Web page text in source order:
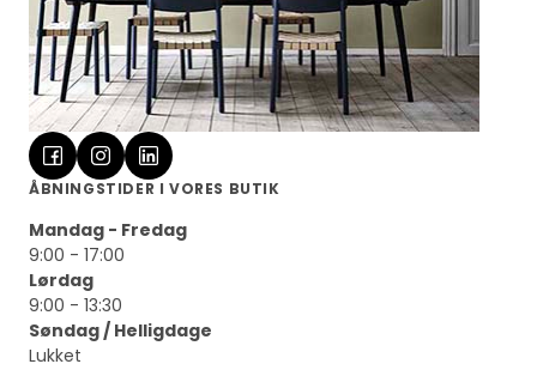
ÅBNINGSTIDER I VORES BUTIK
Mandag - Fredag
9:00 - 17:00
Lørdag
9:00 - 13:30
Søndag / Helligdage
Lukket